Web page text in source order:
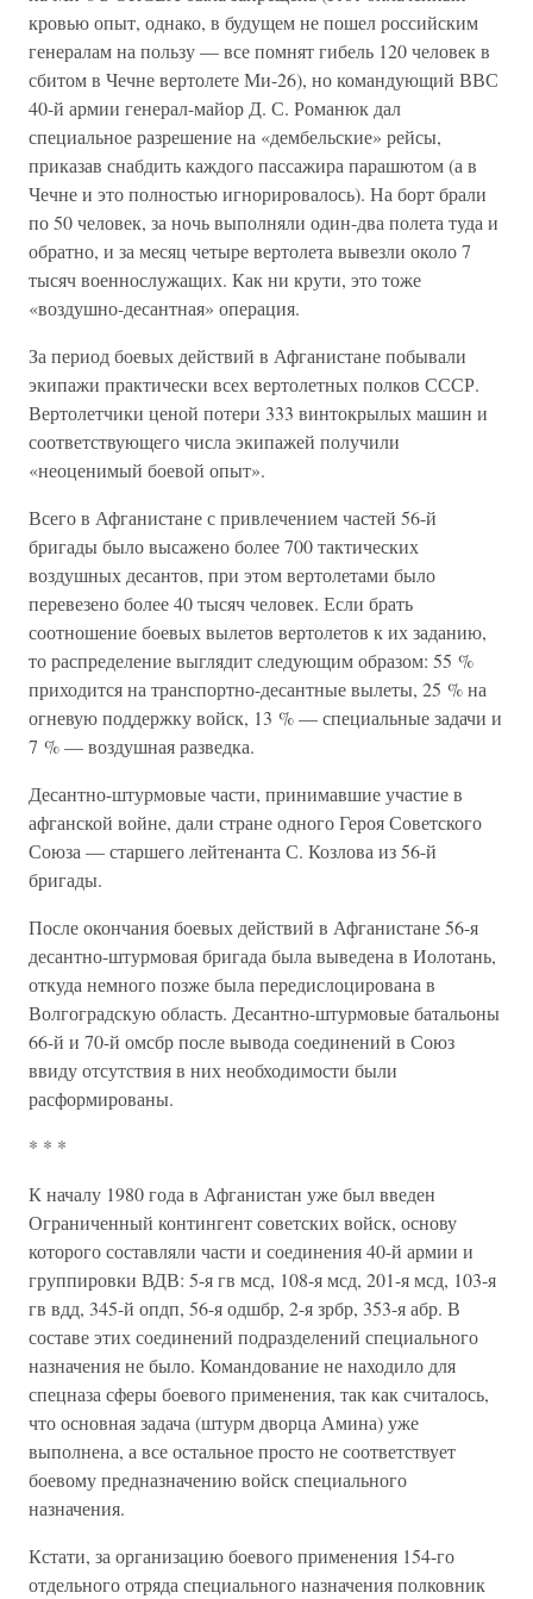
кровью опыт, однако, в будущем не пошел российским
генералам на пользу — все помнят гибель 120 человек в
сбитом в Чечне вертолете Ми-26), но командующий ВВС
40-й армии генерал-майор Д. С. Романюк дал
специальное разрешение на «дембельские» рейсы,
приказав снабдить каждого пассажира парашютом (а в
Чечне и это полностью игнорировалось). На борт брали
по 50 человек, за ночь выполняли один-два полета туда и
обратно, и за месяц четыре вертолета вывезли около 7
тысяч военнослужащих. Как ни крути, это тоже
«воздушно-десантная» операция.
За период боевых действий в Афганистане побывали
экипажи практически всех вертолетных полков СССР.
Вертолетчики ценой потери 333 винтокрылых машин и
соответствующего числа экипажей получили
«неоценимый боевой опыт».
Всего в Афганистане с привлечением частей 56-й
бригады было высажено более 700 тактических
воздушных десантов, при этом вертолетами было
перевезено более 40 тысяч человек. Если брать
соотношение боевых вылетов вертолетов к их заданию,
то распределение выглядит следующим образом: 55 %
приходится на транспортно-десантные вылеты, 25 % на
огневую поддержку войск, 13 % — специальные задачи и
7 % — воздушная разведка.
Десантно-штурмовые части, принимавшие участие в
афганской войне, дали стране одного Героя Советского
Союза — старшего лейтенанта С. Козлова из 56-й
бригады.
После окончания боевых действий в Афганистане 56-я
десантно-штурмовая бригада была выведена в Иолотань,
откуда немного позже была передислоцирована в
Волгоградскую область. Десантно-штурмовые батальоны
66-й и 70-й омсбр после вывода соединений в Союз
ввиду отсутствия в них необходимости были
расформированы.
* * *
К началу 1980 года в Афганистан уже был введен
Ограниченный контингент советских войск, основу
которого составляли части и соединения 40-й армии и
группировки ВДВ: 5-я гв мсд, 108-я мсд, 201-я мсд, 103-я
гв вдд, 345-й опдп, 56-я одшбр, 2-я зрбр, 353-я абр. В
составе этих соединений подразделений специального
назначения не было. Командование не находило для
спецназа сферы боевого применения, так как считалось,
что основная задача (штурм дворца Амина) уже
выполнена, а все остальное просто не соответствует
боевому предназначению войск специального
назначения.
Кстати, за организацию боевого применения 154-го
отдельного отряда специального назначения полковник